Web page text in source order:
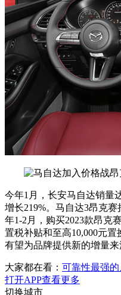
今年1月，长安马自达销量
增长219%。马自达3昂克
年1-2月，购买2023款昂克
置税补贴和至高10,000元
有望为品牌提供新的增量来
大家都在看： 可靠性最强
打开APP查看更多
切换城市